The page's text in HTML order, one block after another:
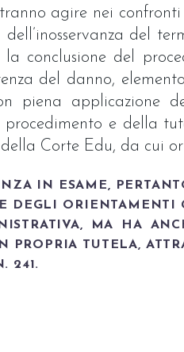
agire nei
dell’inosservanza del
la conclusione del
del danno,
piena
procedimento e della
Corte Edu, da cui
IN ESAME,
DEGLI
MA HA
PROPRIA TUTELA,
241.